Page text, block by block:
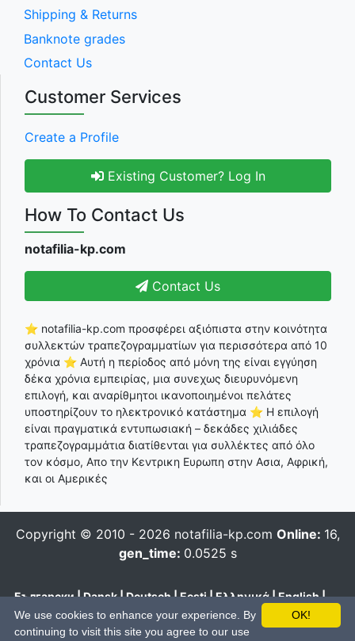
Shipping & Returns
Banknote grades
Contact Us
Customer Services
Create a Profile
Existing Customer? Log In
How To Contact Us
notafilia-kp.com
Contact Us
⭐ notafilia-kp.com προσφέρει αξιόπιστα στην κοινότητα
συλλεκτών τραπεζογραμματίων για περισσότερα από 10
χρόνια ⭐ Αυτή η περίοδος από μόνη της είναι εγγύηση
δέκα χρόνια εμπειρίας, μια συνεχως διευρυνόμενη
επιλογή, και αναρίθμητοι ικανοποιημένοι πελάτες
υποστηρίζουν το ηλεκτρονικό κατάστημα ⭐ Η επιλογή
είναι πραγματικά εντυπωσιακή – δεκάδες χιλιάδες
τραπεζογραμμάτια διατίθενται για συλλέκτες από όλο
τον κόσμο, Απο την Κεντρικη Ευρωπη στην Ασια, Αφρική,
και οι Αμερικές
Copyright © 2010 - 2026 notafilia-kp.com Online: 16,
gen_time: 0.0525 s
Български|Dansk|Deutsch|Eesti|Ελληνικά|English|
Español|Français|Hrvatski|Italiano|Latviešu Lietuvių
Magyar|Nederlands|Polski|Português|Română|Pусский
OK!
We use cookies to enhance your experience. By
continuing to visit this site you agree to our use